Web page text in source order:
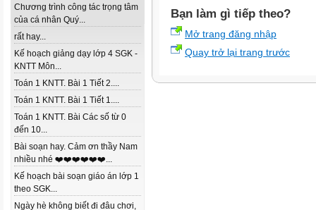
Chương trình công tác trọng tâm
của cá nhân Quý...
rất hay...
Kế hoạch giảng dạy lớp 4 SGK -
KNTT Môn...
Toán 1 KNTT. Bài 1 Tiết 2....
Toán 1 KNTT. Bài 1 Tiết 1....
Toán 1 KNTT. Bài Các số từ 0
đến 10...
Bài soạn hay. Cảm ơn thầy Nam
nhiều nhé ❤️❤️❤️❤️❤️❤️...
Kế hoạch bài soạn giáo án lớp 1
theo SGK...
Ngày hè không biết đi đâu chơi,
Bạn làm gì tiếp theo?
Mở trang đăng nhập
Quay trở lại trang trước